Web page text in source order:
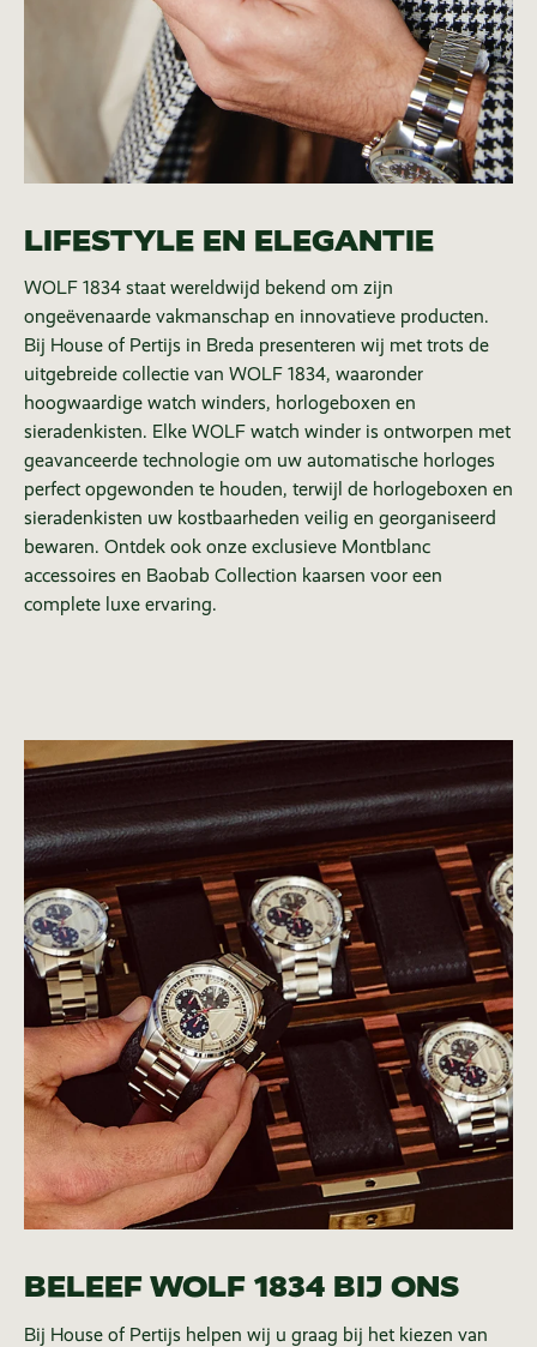
LIFESTYLE EN ELEGANTIE
WOLF 1834 staat wereldwijd bekend om zijn
ongeëvenaarde vakmanschap en innovatieve producten.
Bij House of Pertijs in Breda presenteren wij met trots de
uitgebreide collectie van WOLF 1834, waaronder
hoogwaardige watch winders, horlogeboxen en
sieradenkisten. Elke WOLF watch winder is ontworpen met
geavanceerde technologie om uw automatische horloges
perfect opgewonden te houden, terwijl de horlogeboxen en
sieradenkisten uw kostbaarheden veilig en georganiseerd
bewaren. Ontdek ook onze exclusieve Montblanc
accessoires en Baobab Collection kaarsen voor een
complete luxe ervaring.
BELEEF WOLF 1834 BIJ ONS
Bij House of Pertijs helpen wij u graag bij het kiezen van